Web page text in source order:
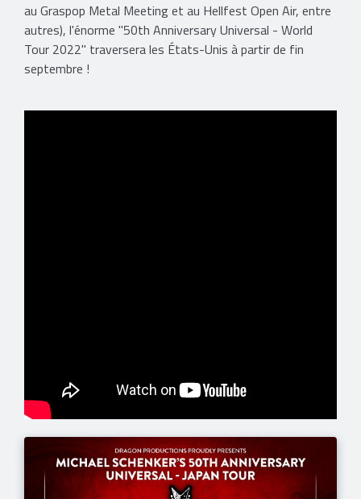
au Graspop Metal Meeting et au Hellfest Open Air, entre
autres), l'énorme "50th Anniversary Universal - World
Tour 2022" traversera les États-Unis à partir de fin
septembre !